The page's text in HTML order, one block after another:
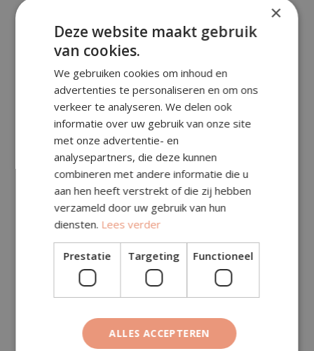
Aantal m²:
Specificatie (in subtotaal, excl. btw):
Toeslagen (excl. btw) €
btw)
€144,00
Deze kosten zitten al in het subtotaal hierboven.
BTW (21%) 32,33
×
Deze website maakt gebruik
van cookies.
We gebruiken cookies om inhoud en
advertenties te personaliseren en om ons
verkeer te analyseren. We delen ook
informatie over uw gebruik van onze site
met onze advertentie- en
analysepartners, die deze kunnen
combineren met andere informatie die u
aan hen heeft verstrekt of die zij hebben
verzameld door uw gebruik van hun
diensten. Lees verder
Prestatie Targeting Functioneel
ALLES ACCEPTEREN